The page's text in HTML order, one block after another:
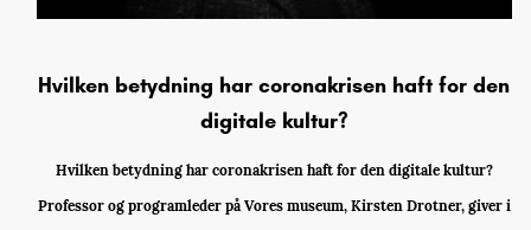
Hvilken betydning har coronakrisen haft for den
digitale kultur?
Hvilken betydning har coronakrisen haft for den digitale kultur?
Professor og programleder på Vores museum, Kirsten Drotner, giver i